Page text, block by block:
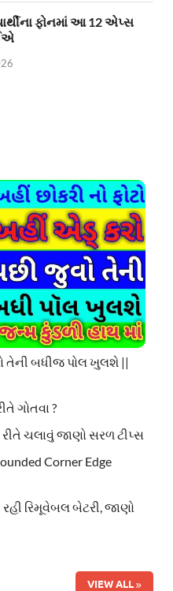
ફોનમાં આ 12 એપ્સ
તેની બધીજ પોલ ખુલશે ||
ગોતવા ?
ચલાવું જાણો સરળ ટીપ્સ
Corner Edge
રિમૂવેબલ બેટરી, જાણો
VIEW ALL